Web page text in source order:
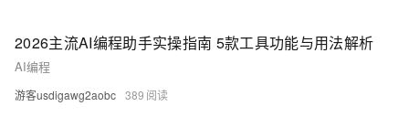
2026主流AI编程助手实操指南 5款工具功能与用法解析
AI编程
游客usdigawg2aobc 389